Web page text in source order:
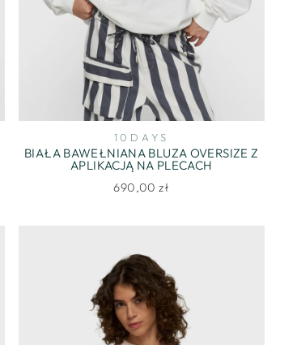
10DAYS
BIAŁA BAWEŁNIANA BLUZA OVERSIZE Z
APLIKACJĄ NA PLECACH
690,00 zł